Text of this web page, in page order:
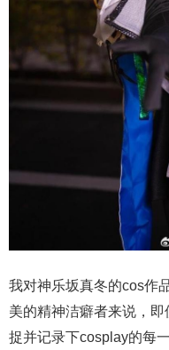
我对神乐坂真冬的cos作
美的精神洁癖者来说，
捉并记录下cosplay的每